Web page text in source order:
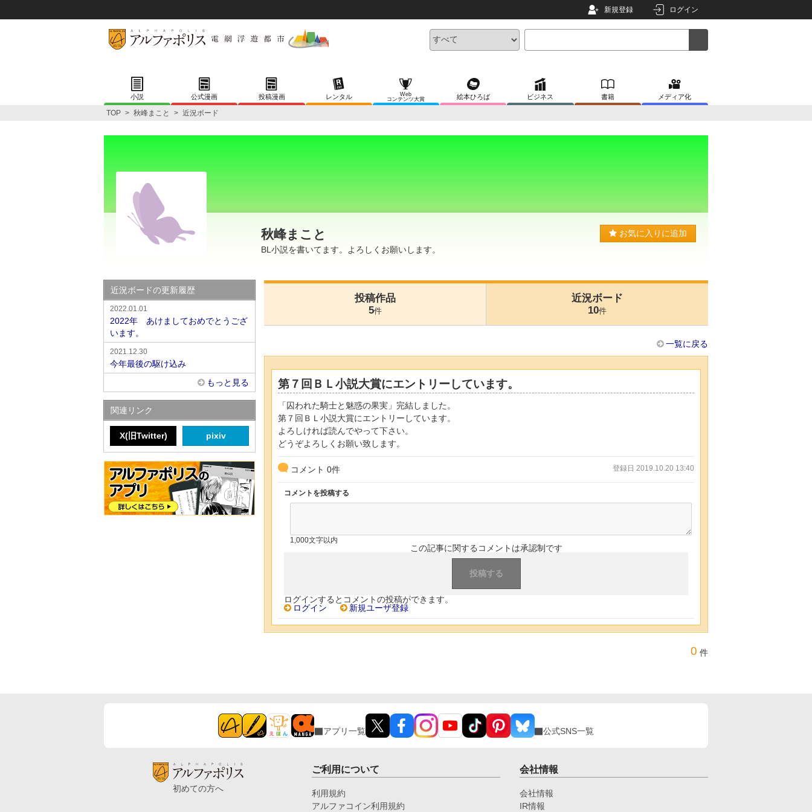
新規登録 ログイン
小説 公式漫画 投稿漫画 レンタル
Web
コンテンツ大賞
絵本ひろば ビジネス 書籍 メディア化
TOP > 秋峰まこと > 近況ボード
秋峰まこと
BL小説を書いてます。よろしくお願いします。
お気に入りに追加
投稿作品
5件
近況ボード
10件
一覧に戻る
第７回ＢＬ小説大賞にエントリーしています。
「囚われた騎士と魅惑の果実」完結しました。
第７回ＢＬ小説大賞にエントリーしています。
よろしければ読んでやって下さい。
どうぞよろしくお願い致します。
コメント 0件 登録日 2019.10.20 13:40
コメントを投稿する
1,000文字以内
この記事に関するコメントは承認制です
ログインするとコメントの投稿ができます。
ログイン
新規ユーザ登録
0 件
近況ボードの更新履歴
2022.01.01
2022年 あけましておめでとうござ
います。
2021.12.30
今年最後の駆け込み
もっと見る
関連リンク
X(旧Twitter) pixiv
アプリ一覧 公式SNS一覧
初めての方へ
ご利用について
利用規約
アルファコイン利用規約
会社情報
会社情報
IR情報